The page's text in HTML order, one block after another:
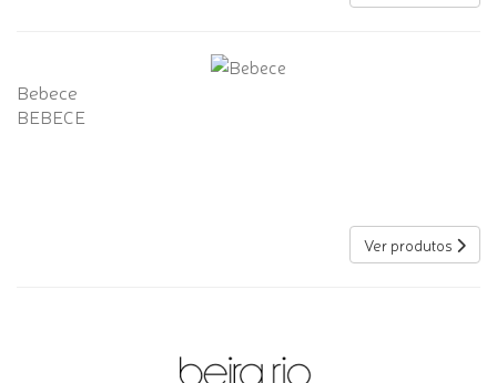
Bebece
BEBECE
Ver produtos